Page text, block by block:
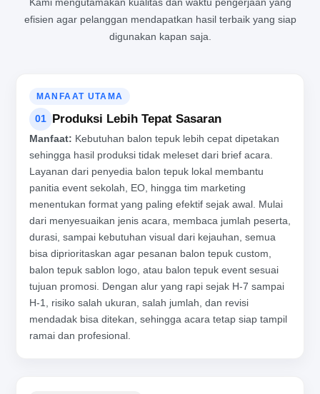
AKTIVITAS PABRIK YANG PADAT
efisien agar pelanggan mendapatkan hasil terbaik yang siap
digunakan kapan saja.
MANFAAT UTAMA
01 Produksi Lebih Tepat Sasaran
Manfaat: Kebutuhan balon tepuk lebih cepat dipetakan
sehingga hasil produksi tidak meleset dari brief acara.
Layanan dari penyedia balon tepuk lokal membantu
panitia event sekolah, EO, hingga tim marketing
menentukan format yang paling efektif sejak awal. Mulai
dari menyesuaikan jenis acara, membaca jumlah peserta,
durasi, sampai kebutuhan visual dari kejauhan, semua
bisa diprioritaskan agar pesanan balon tepuk custom,
balon tepuk sablon logo, atau balon tepuk event sesuai
tujuan promosi. Dengan alur yang rapi sejak H-7 sampai
H-1, risiko salah ukuran, salah jumlah, dan revisi
mendadak bisa ditekan, sehingga acara tetap siap tampil
ramai dan profesional.